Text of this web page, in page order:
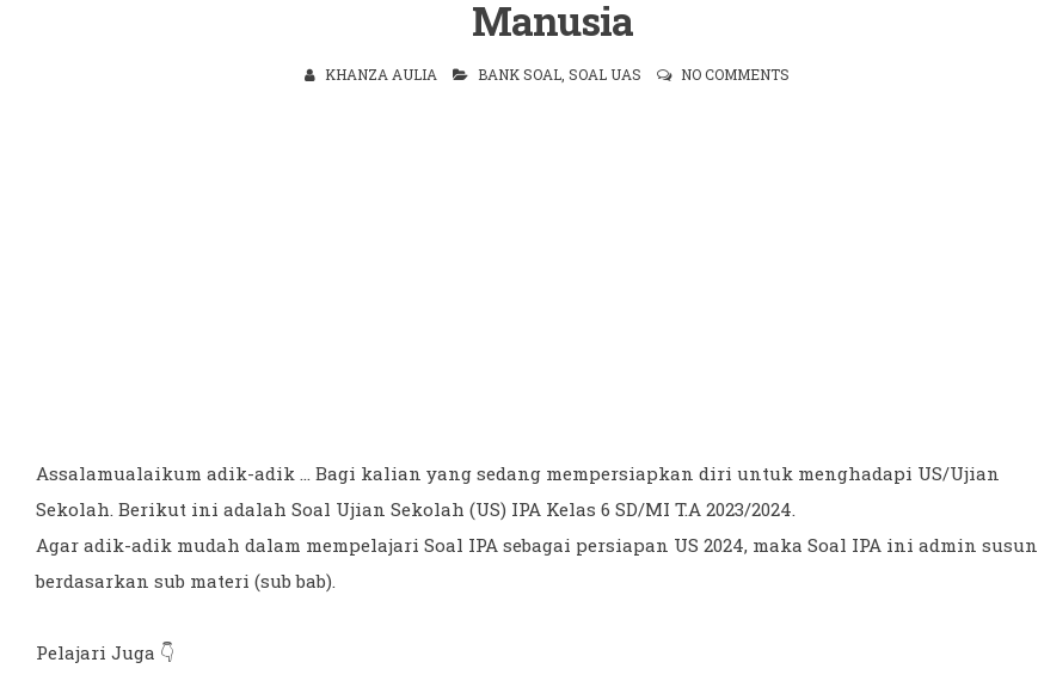
Manusia
KHANZA AULIA BANK SOAL, SOAL UAS NO COMMENTS
Assalamualaikum adik-adik ... Bagi kalian yang sedang mempersiapkan diri untuk menghadapi US/Ujian
Sekolah. Berikut ini adalah Soal Ujian Sekolah (US) IPA Kelas 6 SD/MI T.A 2023/2024.
Agar adik-adik mudah dalam mempelajari Soal IPA sebagai persiapan US 2024, maka Soal IPA ini admin susun
berdasarkan sub materi (sub bab).
Pelajari Juga 👇